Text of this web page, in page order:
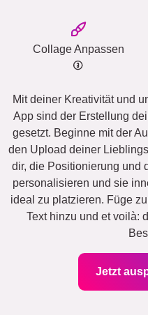
Collage Anpassen
Mit deiner Kreativität und
App sind der Erstellung
gesetzt. Beginne mit der
den Upload deiner
dir, die Positionierung und
personalisieren und sie
ideal zu platzieren. Füge
Text hinzu und et voilà:
Jetzt